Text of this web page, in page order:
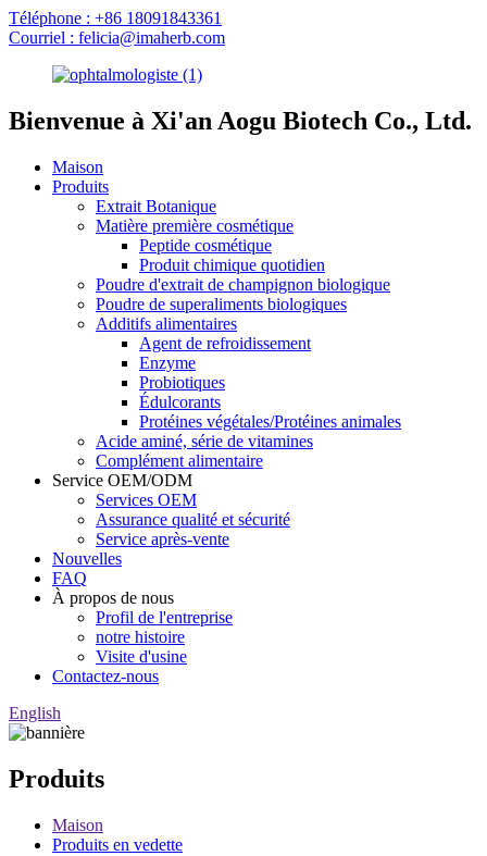
Téléphone : +86 18091843361
Courriel : felicia@imaherb.com
Bienvenue à Xi'an Aogu Biotech Co., Ltd.
Maison
Produits
Extrait Botanique
Matière première cosmétique
Peptide cosmétique
Produit chimique quotidien
Poudre d'extrait de champignon biologique
Poudre de superaliments biologiques
Additifs alimentaires
Agent de refroidissement
Enzyme
Probiotiques
Édulcorants
Protéines végétales/Protéines animales
Acide aminé, série de vitamines
Complément alimentaire
Service OEM/ODM
Services OEM
Assurance qualité et sécurité
Service après-vente
Nouvelles
FAQ
À propos de nous
Profil de l'entreprise
notre histoire
Visite d'usine
Contactez-nous
English
Produits
Maison
Produits en vedette